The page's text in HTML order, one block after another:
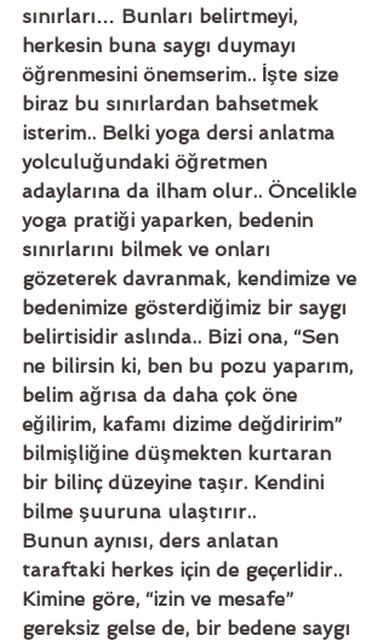
sınırları… Bunları belirtmeyi,
herkesin buna saygı duymayı
öğrenmesini önemserim.. İşte size
biraz bu sınırlardan bahsetmek
isterim.. Belki yoga dersi anlatma
yolculuğundaki öğretmen
adaylarına da ilham olur.. Öncelikle
yoga pratiği yaparken, bedenin
sınırlarını bilmek ve onları
gözeterek davranmak, kendimize ve
bedenimize gösterdiğimiz bir saygı
belirtisidir aslında.. Bizi ona, “Sen
ne bilirsin ki, ben bu pozu yaparım,
belim ağrısa da daha çok öne
eğilirim, kafamı dizime değdiririm”
bilmişliğine düşmekten kurtaran
bir bilinç düzeyine taşır. Kendini
bilme şuuruna ulaştırır..
Bunun aynısı, ders anlatan
taraftaki herkes için de geçerlidir..
Kimine göre, “izin ve mesafe”
gereksiz gelse de, bir bedene saygı